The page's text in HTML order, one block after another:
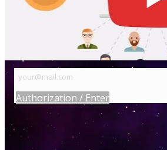
Authorization / Enter